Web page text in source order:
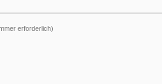
erforderlich)